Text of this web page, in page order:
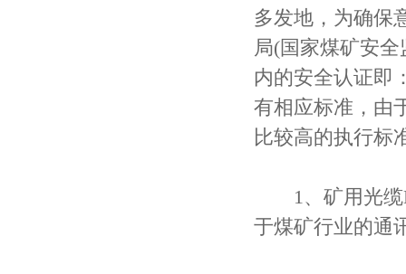
多发地，为确保
局(国家煤矿安
内的安全认证即
有相应标准，由
比较高的执行标
1、矿用光缆
于煤矿行业的通